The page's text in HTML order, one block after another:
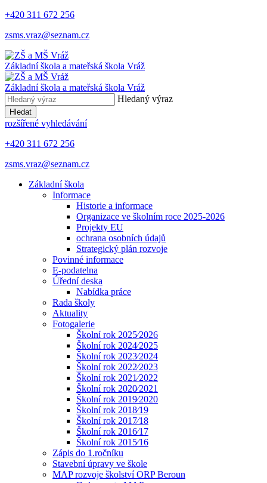
+420 311 672 256
zsms.vraz@seznam.cz
Základní škola a mateřská škola Vráž
Základní škola a mateřská škola Vráž
Hledaný výraz
Hledat
rozšířené vyhledávání
+420 311 672 256
zsms.vraz@seznam.cz
Základní škola
Informace
Historie a informace
Organizace ve školním roce 2025-2026
Projekty EU
ochrana osobních údajů
Strategický plán rozvoje
Povinné informace
E-podatelna
Úřední deska
Nabídka práce
Rada školy
Aktuality
Fotogalerie
Školní rok 2025⁄2026
Školní rok 2024⁄2025
Školní rok 2023⁄2024
Školní rok 2022⁄2023
Školní rok 2021⁄2022
Školní rok 2020⁄2021
Školní rok 2019⁄2020
Školní rok 2018⁄19
Školní rok 2017⁄18
Školní rok 2016⁄17
Školní rok 2015⁄16
Zápis do 1.ročníku
Stavební úpravy ve škole
MAP rozvoje školství ORP Beroun